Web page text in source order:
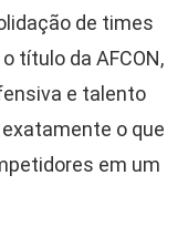
de times
título da AFCON,
e talento
o que
em um